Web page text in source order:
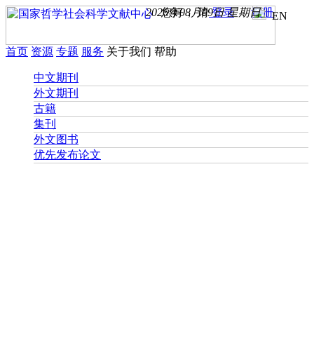
您好， 请登录 注册EN
2026年08月09日 星期日
首页 资源 专题 服务 关于我们 帮助
中文期刊
外文期刊
古籍
集刊
外文图书
优先发布论文